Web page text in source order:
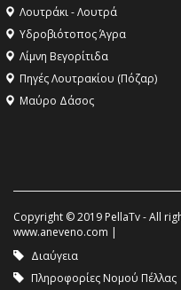
Λουτράκι - Λουτρά
Υδροβιότοπος Άγρα
Λίμνη Βεγορίτιδα
Πηγές Λουτρακίου (Πόζαρ)
Μαύρο Δάσος
Copyright © 2019 PellaTv - All
www.aneveno.com |
Διαύγεια
Πληροφορίες Νομού Πέλλας